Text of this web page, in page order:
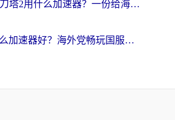
在南非玩刀塔2用什么加速器？一份给海外游子的终极生存指南
Dive用什么加速器好？海外党畅玩国服游戏的终极避坑指南